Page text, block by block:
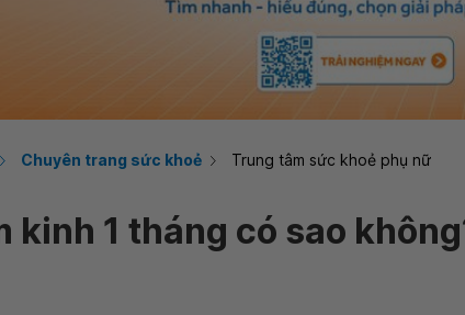
Chuyên trang sức khoẻ Trung tâm sức khoẻ phụ nữ
kinh 1 tháng có sao